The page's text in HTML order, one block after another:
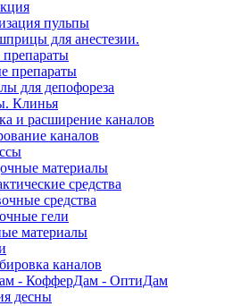
пульпы
для анестезии.
препараты
для депофореза
Клинья
и расширение каналов
каналов
материалы
средства
средства
гели
материалы
каналов
- КофферДам - ОптиДам
десны